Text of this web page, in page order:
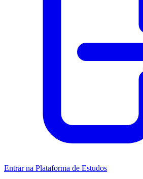
Entrar na Plataforma de Estudos